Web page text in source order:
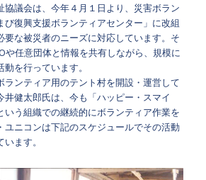
協議会は、今年４月１日より、災害ボラン
び復興支援ボランティアセンター」に改組
要な被災者のニーズに対応しています。そ
や任意団体と情報を共有しながら、規模に
を行っています。
ランティア用のテント村を開設・運営して
井健太郎氏は、今も「ハッピー・スマイ
いう組織での継続的にボランティア作業を
ユニコンは下記のスケジュールでその活動
ます。